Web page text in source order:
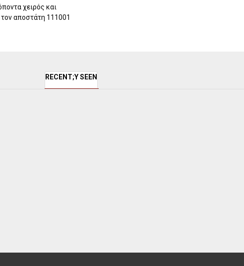
χειρός και
αποστάτη 111001
RECENT;Y SEEN